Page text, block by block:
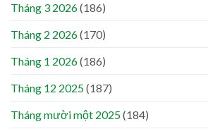
Tháng 3 2026(186)
Tháng 2 2026(170)
Tháng 1 2026(186)
Tháng 12 2025(187)
Tháng mười một 2025(184)